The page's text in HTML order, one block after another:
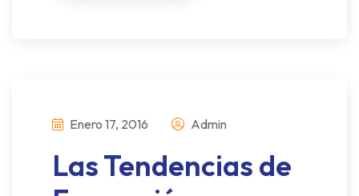
Enero 17, 2016 Admin
Las Tendencias de